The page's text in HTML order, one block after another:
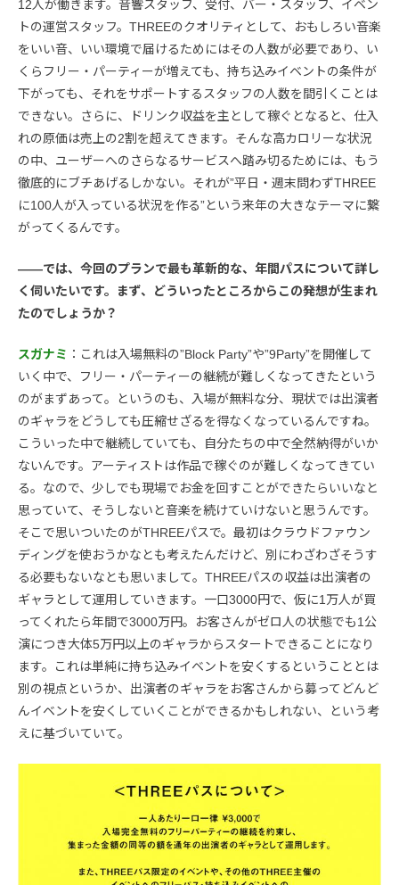
12人が働きます。音響スタッフ、受付、バー・スタッフ、イベン
トの運営スタッフ。THREEのクオリティとして、おもしろい音楽
をいい音、いい環境で届けるためにはその人数が必要であり、い
くらフリー・パーティーが増えても、持ち込みイベントの条件が
下がっても、それをサポートするスタッフの人数を間引くことは
できない。さらに、ドリンク収益を主として稼ぐとなると、仕入
れの原価は売上の2割を超えてきます。そんな高カロリーな状況
の中、ユーザーへのさらなるサービスへ踏み切るためには、もう
徹底的にブチあげるしかない。それが”平日・週末問わずTHREE
に100人が入っている状況を作る”という来年の大きなテーマに繋
がってくるんです。
――では、今回のプランで最も革新的な、年間パスについて詳し
く伺いたいです。まず、どういったところからこの発想が生まれ
たのでしょうか？
スガナミ ：これは入場無料の”Block Party”や”9Party”を開催して
いく中で、フリー・パーティーの継続が難しくなってきたという
のがまずあって。というのも、入場が無料な分、現状では出演者
のギャラをどうしても圧縮せざるを得なくなっているんですね。
こういった中で継続していても、自分たちの中で全然納得がいか
ないんです。アーティストは作品で稼ぐのが難しくなってきてい
る。なので、少しでも現場でお金を回すことができたらいいなと
思っていて、そうしないと音楽を続けていけないと思うんです。
そこで思いついたのがTHREEパスで。最初はクラウドファウン
ディングを使おうかなとも考えたんだけど、別にわざわざそうす
る必要もないなとも思いまして。THREEパスの収益は出演者の
ギャラとして運用していきます。一口3000円で、仮に1万人が買
ってくれたら年間で3000万円。お客さんがゼロ人の状態でも1公
演につき大体5万円以上のギャラからスタートできることになり
ます。これは単純に持ち込みイベントを安くするということとは
別の視点というか、出演者のギャラをお客さんから募ってどんど
んイベントを安くしていくことができるかもしれない、という考
えに基づいていて。